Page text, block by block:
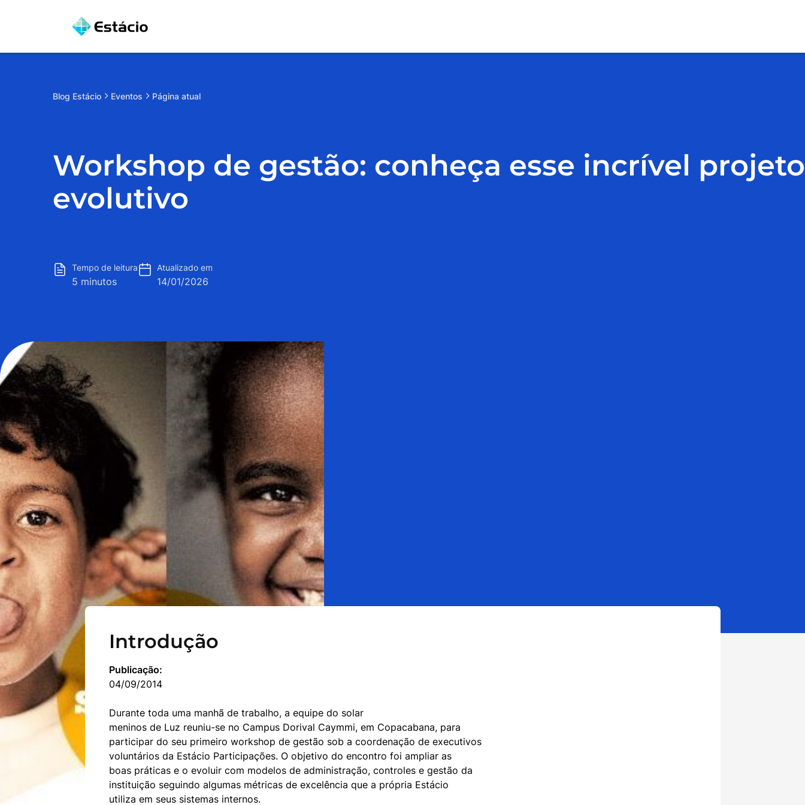
Blog Estácio Eventos Página atual
Workshop de gestão: conheça esse incrível projeto
evolutivo
Tempo de leitura
5 minutos
Atualizado em
14/01/2026
Introdução
04/09/2014
Durante toda uma manhã de trabalho, a equipe do solar
meninos de Luz reuniu-se no Campus Dorival Caymmi, em Copacabana, para
participar do seu primeiro workshop de gestão sob a coordenação de executivos
voluntários da Estácio Participações. O objetivo do encontro foi ampliar as
boas práticas e o evoluir com modelos de administração, controles e gestão da
instituição seguindo algumas métricas de excelência que a própria Estácio
utiliza em seus sistemas internos.